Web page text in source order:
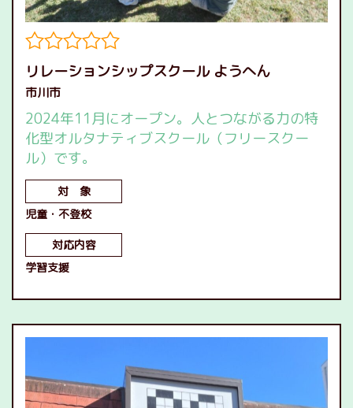
リレーションシップスクール ようへん
市川市
2024年11月にオープン。人とつながる力の特
化型オルタナティブスクール（フリースクー
ル）です。
対 象
児童
不登校
対応内容
学習支援